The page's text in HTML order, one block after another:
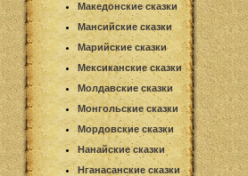
Македонские сказки
Мансийские сказки
Марийские сказки
Мексиканские сказки
Молдавские сказки
Монгольские сказки
Мордовские сказки
Нанайские сказки
Нганасанские сказки